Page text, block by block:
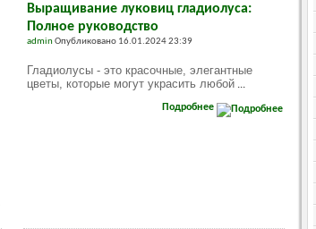
Выращивание луковиц гладиолуса:
Полное руководство
adminОпубликовано 16.01.2024 23:39
Гладиолусы - это красочные, элегантные
цветы, которые могут украсить любой
Подробнее